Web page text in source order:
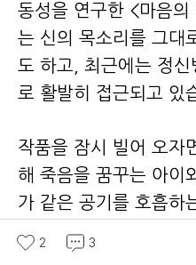
동성을 연구한 <마음의
는 신의 목소리를 그대
도 하고, 최근에는 정
로 활발히 접근되고 있
작품을 잠시 빌어 오자
해 죽음을 꿈꾸는 아이
가 같은 공기를 호흡하
의 발달로 우리는 전
는 동시에 바로 옆에
2 3